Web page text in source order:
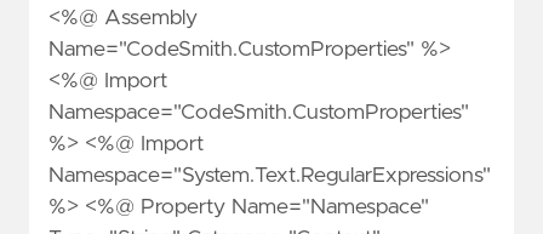
<%@ Assembly
Name="CodeSmith.CustomProperties" %>
<%@ Import
Namespace="CodeSmith.CustomProperties"
%> <%@ Import
Namespace="System.Text.RegularExpressions"
%> <%@ Property Name="Namespace"